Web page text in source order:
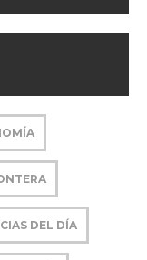
DEL DÍA